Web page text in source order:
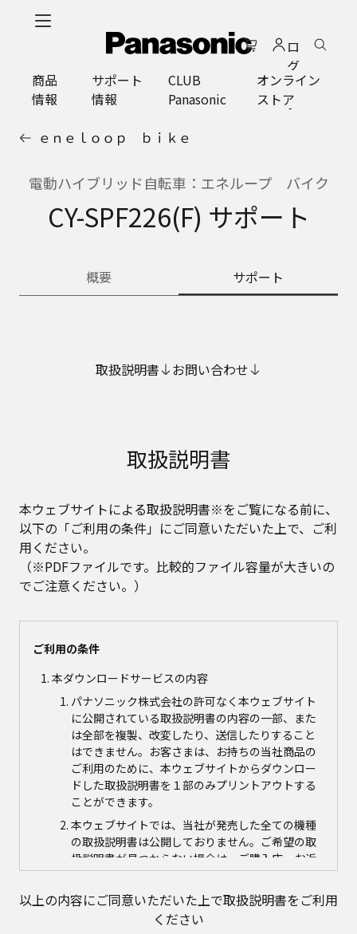
ロ
グ
イ
ン
商品
情報
サポート
情報
CLUB
Panasonic
オンライン
ストア
ｅｎｅｌｏｏｐ ｂｉｋｅ
電動ハイブリッド自転車：エネループ バイク
CY-SPF226(F) サポート
概要 サポート
取扱説明書 お問い合わせ
取扱説明書
本ウェブサイトによる取扱説明書※をご覧になる前に、
以下の「ご利用の条件」にご同意いただいた上で、ご利
用ください。
（※PDFファイルです。比較的ファイル容量が大きいの
でご注意ください。）
ご利用の条件
本ダウンロードサービスの内容
パナソニック株式会社の許可なく本ウェブサイト
に公開されている取扱説明書の内容の一部、また
は全部を複製、改変したり、送信したりすること
はできません。お客さまは、お持ちの当社商品の
ご利用のために、本ウェブサイトからダウンロー
ドした取扱説明書を１部のみプリントアウトする
ことができます。
本ウェブサイトでは、当社が発売した全ての機種
の取扱説明書は公開しておりません。ご希望の取
扱説明書が見つからない場合は、ご購入店、お近
くの当社商品の取扱店、または当社サービス会社
に直接お問い合わせの上、ご購入いただきますよ
うお願いいたします。ただし、商品自体の生産中
止などの理由により、当該商品につき取扱説明書
以上の内容にご同意いただいた上で取扱説明書をご利用
ください